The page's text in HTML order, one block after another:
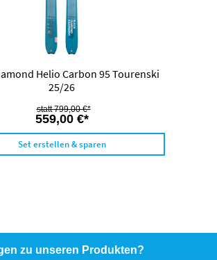
Helio Carbon 95 Tourenski
25/26
559,00 €*
799,00 €*
Set erstellen & sparen
zu unseren Produkten?